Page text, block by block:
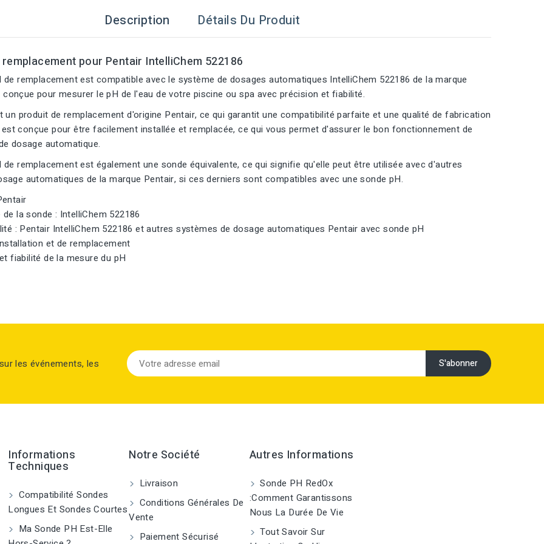
Description Détails Du Produit
remplacement pour Pentair IntelliChem 522186
remplacement est compatible avec le système de dosages automatiques IntelliChem 522186 de la marque
conçue pour mesurer le pH de l'eau de votre piscine ou spa avec précision et fiabilité.
un produit de remplacement d'origine Pentair, ce qui garantit une compatibilité parfaite et une qualité de fabrication
est conçue pour être facilement installée et remplacée, ce qui vous permet d'assurer le bon fonctionnement de
dosage automatique.
remplacement est également une sonde équivalente, ce qui signifie qu'elle peut être utilisée avec d'autres
automatiques de la marque Pentair, si ces derniers sont compatibles avec une sonde pH.
la sonde : IntelliChem 522186
: Pentair IntelliChem 522186 et autres systèmes de dosage automatiques Pentair avec sonde pH
et de remplacement
fiabilité de la mesure du pH
les événements, les
Informations
Techniques
Compatibilité Sondes
Longues Et Sondes Courtes
Ma Sonde PH Est-Elle
Notre Société
Livraison
Conditions Générales De
Vente
Paiement Sécurisé
Autres Informations
Sonde PH RedOx
:Comment Garantissons
Nous La Durée De Vie
Tout Savoir Sur